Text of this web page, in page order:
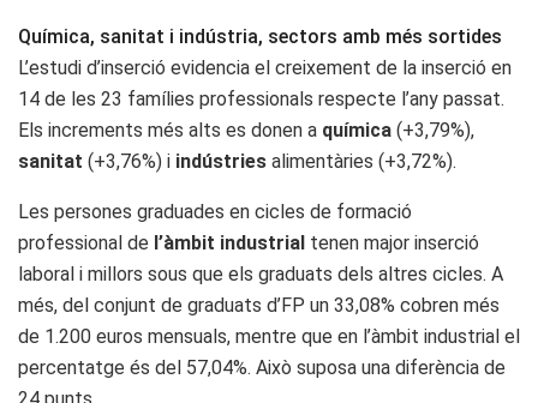
Química, sanitat i indústria, sectors amb més sortides
L’estudi d’inserció evidencia el creixement de la inserció en
14 de les 23 famílies professionals respecte l’any passat.
Els increments més alts es donen a química (+3,79%),
sanitat (+3,76%) i indústries alimentàries (+3,72%).
Les persones graduades en cicles de formació
professional de l’àmbit industrial tenen major inserció
laboral i millors sous que els graduats dels altres cicles. A
més, del conjunt de graduats d’FP un 33,08% cobren més
de 1.200 euros mensuals, mentre que en l’àmbit industrial el
percentatge és del 57,04%. Això suposa una diferència de